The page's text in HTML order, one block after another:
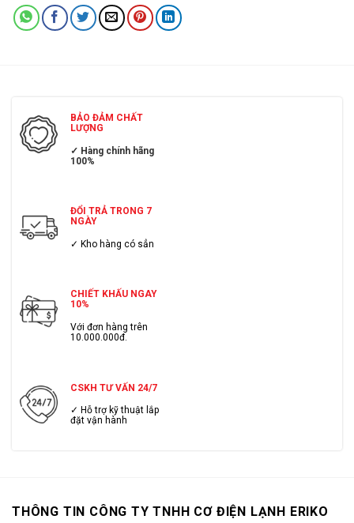
BẢO ĐẢM CHẤT
LƯỢNG
✓ Hàng chính hãng
100%
ĐỔI TRẢ TRONG 7
NGÀY
✓ Kho hàng có sẳn
CHIẾT KHẤU NGAY
10%
Với đơn hàng trên
10.000.000đ.
CSKH TƯ VẤN 24/7
✓ Hỗ trợ kỹ thuật lắp
đặt vận hành
THÔNG TIN CÔNG TY TNHH CƠ ĐIỆN LẠNH ERIKO